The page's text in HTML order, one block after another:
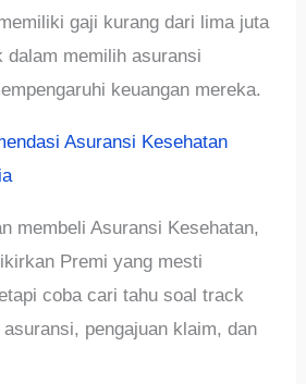
gaji kurang dari lima juta
dalam memilih asuransi
keuangan mereka.
Asuransi Kesehatan
membeli Asuransi Kesehatan,
Premi yang mesti
coba cari tahu soal track
pengajuan klaim, dan